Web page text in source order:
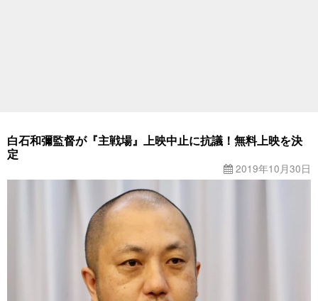
白石和彌監督が『主戦場』上映中止に抗議！無料上映を決
定
2019年10月30日